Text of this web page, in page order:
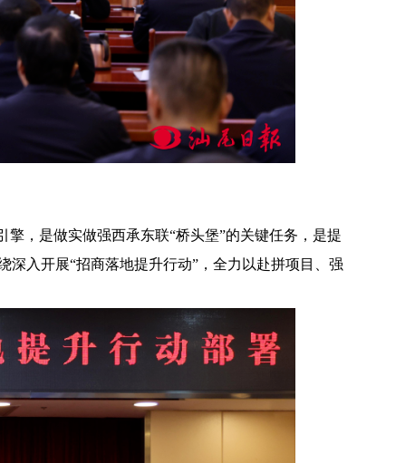
，是做实做强西承东联“桥头堡”的关键任务，是提
入开展“招商落地提升行动”，全力以赴拼项目、强